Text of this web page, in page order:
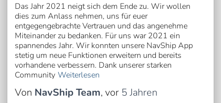
Das Jahr 2021 neigt sich dem Ende zu. Wir wollen
dies zum Anlass nehmen, uns für euer
entgegengebrachte Vertrauen und das angenehme
Miteinander zu bedanken. Für uns war 2021 ein
spannendes Jahr. Wir konnten unsere NavShip App
stetig um neue Funktionen erweitern und bereits
vorhandene verbessern. Dank unserer starken
Community Weiterlesen
Von NavShip Team, vor 5 Jahren